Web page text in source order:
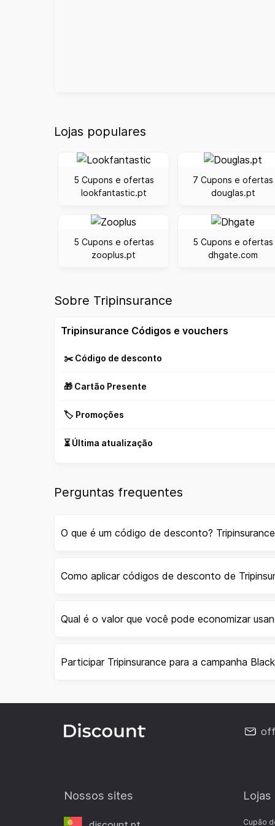
Lojas populares
5 Cupons e ofertas
lookfantastic.pt
7 Cupons e ofertas
douglas.pt
5 Cupons e ofertas
zooplus.pt
5 Cupons e ofertas
dhgate.com
Sobre Tripinsurance
Tripinsurance Códigos e vouchers
✂️ Código de desconto
🎁 Cartão Presente
🏷️ Promoções
⏳ Última atualização
Perguntas frequentes
O que é um código de desconto?
Como aplicar códigos de desconto de
Qual é o valor que você pode economizar
Participar Tripinsurance para a campanha
Nossos sites
Cupão